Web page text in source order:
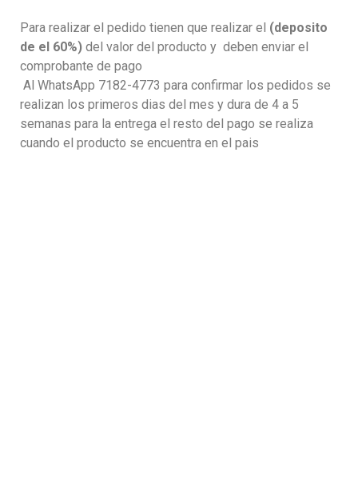
Para realizar el pedido tienen que realizar el (deposito
de el 60%) del valor del producto y deben enviar el
comprobante de pago
Al WhatsApp 7182-4773 para confirmar los pedidos se
realizan los primeros dias del mes y dura de 4 a 5
semanas para la entrega el resto del pago se realiza
cuando el producto se encuentra en el pais